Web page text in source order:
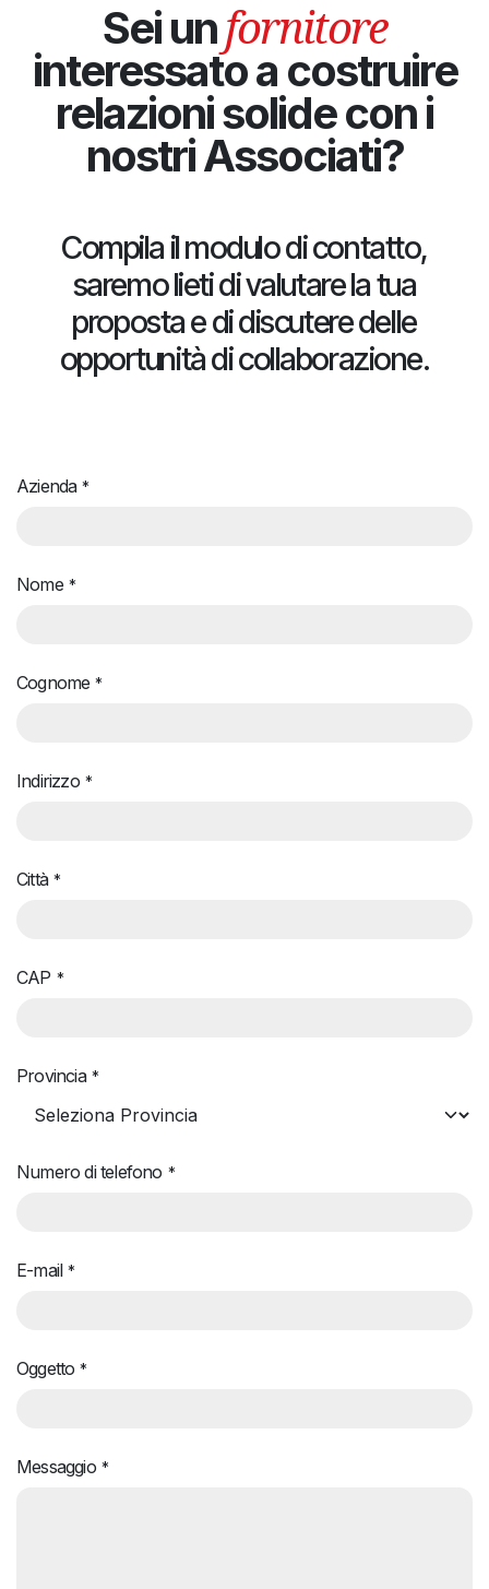
Sei unfornitore
interessato a costruire
relazioni solide con i
nostri Associati?
Compila il modulo di contatto,
saremo lieti di valutare la tua
proposta e di discutere delle
opportunità di collaborazione.
Azienda *
Nome *
Cognome *
Indirizzo *
Città *
CAP *
Provincia *
Numero di telefono *
E-mail *
Oggetto *
Messaggio *